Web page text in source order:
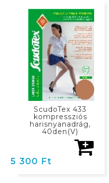
KOSÁRBAN
ScudoTex 433
kompressziós
harisnyanadrág,
40den(V)
5 300 Ft